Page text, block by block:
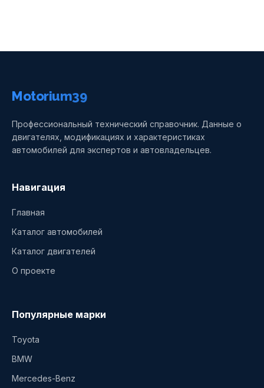
Motorium39
Профессиональный технический справочник. Данные о
двигателях, модификациях и характеристиках
автомобилей для экспертов и автовладельцев.
Навигация
Главная
Каталог автомобилей
Каталог двигателей
О проекте
Популярные марки
Toyota
BMW
Mercedes-Benz